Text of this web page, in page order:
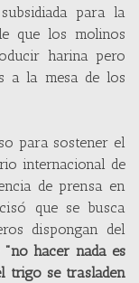
para la
que los molinos
harina pero
a la mesa de los
para sostener el
internacional de
de prensa en
que se busca
dispongan del
"no hacer nada es
trigo se trasladen